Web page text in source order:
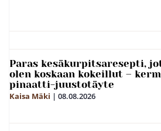
Paras kesäkurpitsaresepti,
olen koskaan kokeillut –
pinaatti-juustotäyte
Kaisa Mäki | 08.08.2026